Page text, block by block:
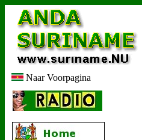
Naar Voorpagina